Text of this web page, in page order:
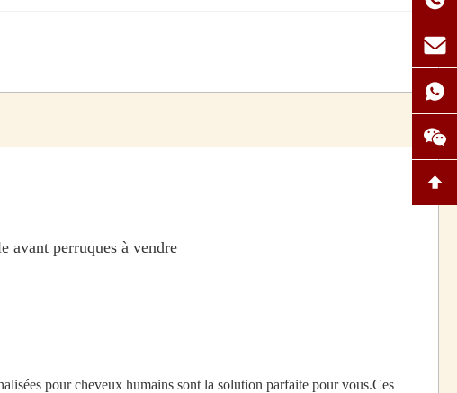
avant perruques à vendre
pour cheveux humains sont la solution parfaite pour vous.Ces